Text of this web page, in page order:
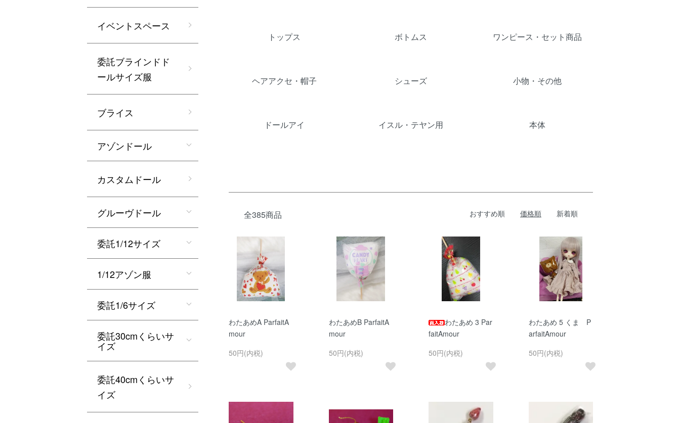
トップス
ボトムス ワンピース・セット商品
ヘアアクセ・帽子 シューズ 小物・その他
ドールアイ イスル・テヤン用 本体
全385商品 おすすめ順 価格順 新着順
わたあめA ParfaitA
mour
50円(内税)
わたあめB ParfaitA
mour
50円(内税)
わたあめ 3 Par
faitAmour
50円(内税)
わたあめ 5 くま P
arfaitAmour
50円(内税)
イベントスペース
委託ブラインドド
ールサイズ服
ブライス
アゾンドール
カスタムドール
グルーヴドール
委託1/12サイズ
1/12アゾン服
委託1/6サイズ
委託30cmくらいサ
イズ
委託40cmくらいサ
イズ